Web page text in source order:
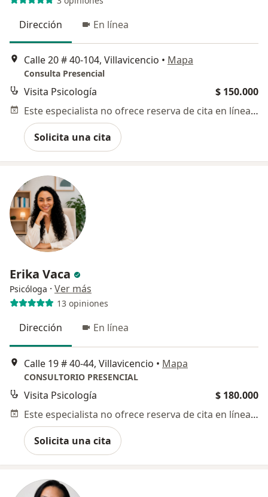
Dirección En línea
Calle 20 # 40-104, Villavicencio • Mapa
Consulta Presencial
Visita Psicología
$ 150.000
Este especialista no ofrece reserva de cita en línea en esta dirección.
Solicita una cita
Erika Vaca
Psicóloga · Ver más
13 opiniones
Dirección En línea
Calle 19 # 40-44, Villavicencio • Mapa
CONSULTORIO PRESENCIAL
Visita Psicología
$ 180.000
Este especialista no ofrece reserva de cita en línea en esta dirección.
Solicita una cita